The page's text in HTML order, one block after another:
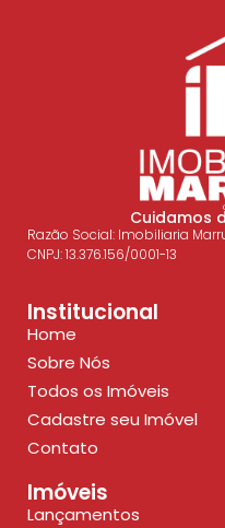
Cuidamos
Razão Social: Imobiliaria
CNPJ: 13.376.156/0001-13
Institucional
Home
Sobre Nós
Todos os Imóveis
Cadastre seu Imóvel
Contato
Imóveis
Lançamentos